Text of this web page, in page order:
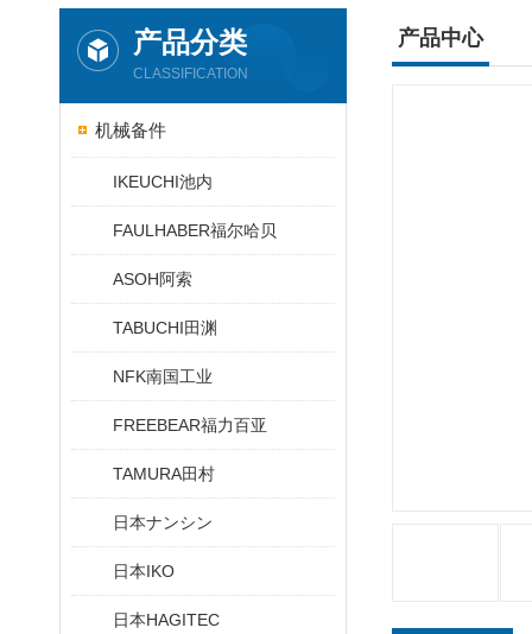
产品分类
CLASSIFICATION
机械备件
IKEUCHI池内
FAULHABER福尔哈贝
ASOH阿索
TABUCHI田渊
NFK南国工业
FREEBEAR福力百亚
TAMURA田村
日本ナンシン
日本IKO
日本HAGITEC
产品中心